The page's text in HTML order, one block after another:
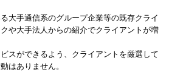
大手通信系のグループ企業等の既存クライ
や大手法人からの紹介でクライアントが増
スができるよう、クライアントを厳選して
はありません。